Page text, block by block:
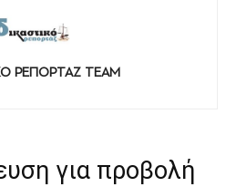
ΡΕΠΟΡΤΑΖ TEAM
για προβολή